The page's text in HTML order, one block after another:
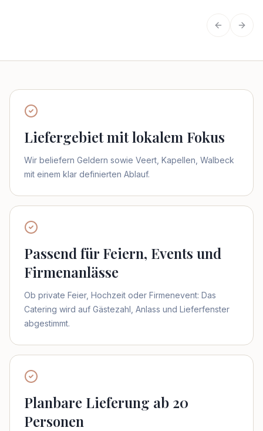
Vorherige
Liefergebiet mit lokalem Fokus
Wir beliefern Geldern sowie Veert, Kapellen, Walbeck
mit einem klar definierten Ablauf.
Passend für Feiern, Events und
Firmenanlässe
Ob private Feier, Hochzeit oder Firmenevent: Das
Catering wird auf Gästezahl, Anlass und Lieferfenster
abgestimmt.
Planbare Lieferung ab 20
Personen